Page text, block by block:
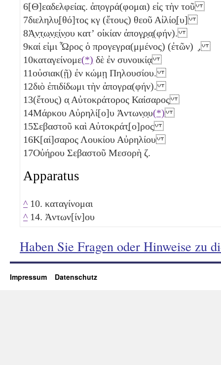
6[Θ]εαδελφείας. ἀπ̣ογρά(φομαι) εἰς τὴν τοῦ
7διεληλυ̣[θό]τος κγ (ἔτους) θεοῦ Αἰλίο̣[υ]
8Ἀ̣ν̣τ̣ω̣ν̣ε̣ί̣ν̣ου κατʼ οἰκίαν ἀπογ̣ρ̣α̣(φήν).
9καί εἰμι Ὧρος ὁ προγεγρα(μμένος) (ἐτῶν) ̣,
10καταγείνομε(*) δὲ ἐν συνοικίᾳ
11οὐσιακ(ῇ) ἐν κώμῃ Πηλουσίου.
12διὸ ἐπιδίδωμι τὴν ἀπογρα(φήν).
13(ἔτους) α̣ Αὐτοκράτορος Καίσαρος
14Μάρκου Αὐρηλί[ο]υ Ἀντων̣ο̣υ(*)
15Σεβαστοῦ καὶ Αὐτοκράτ̣[ο]ρος
16Κ[αί]σαρος Λουκίου Αὐρηλίου
17Οὐήρου Σεβαστοῦ Μεσορὴ ζ.
Apparatus
^ 10. καταγίνομαι
^ 14. Ἀντων[ίν]ου
Haben Sie Fragen oder Hinweise zu
Impressum Datenschutz